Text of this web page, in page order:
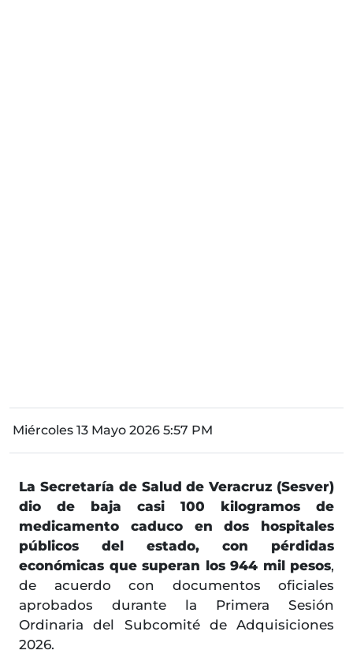
Miércoles 13 Mayo 2026 5:57 PM
La Secretaría de Salud de Veracruz (Sesver)
dio de baja casi 100 kilogramos de
medicamento caduco en dos hospitales
públicos del estado, con pérdidas
económicas que superan los 944 mil pesos,
de acuerdo con documentos oficiales
aprobados durante la Primera Sesión
Ordinaria del Subcomité de Adquisiciones
2026.